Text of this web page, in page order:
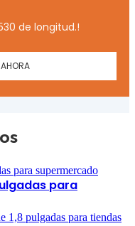
de longitud.!
para